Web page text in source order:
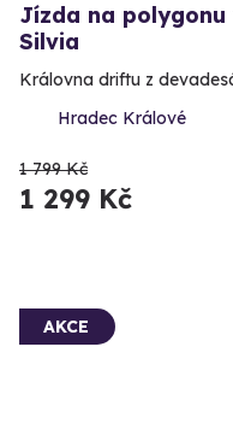
Jízda na
Silvia
Královna driftu z
Hradec Králové
1 799 Kč
1 299 Kč
AKCE